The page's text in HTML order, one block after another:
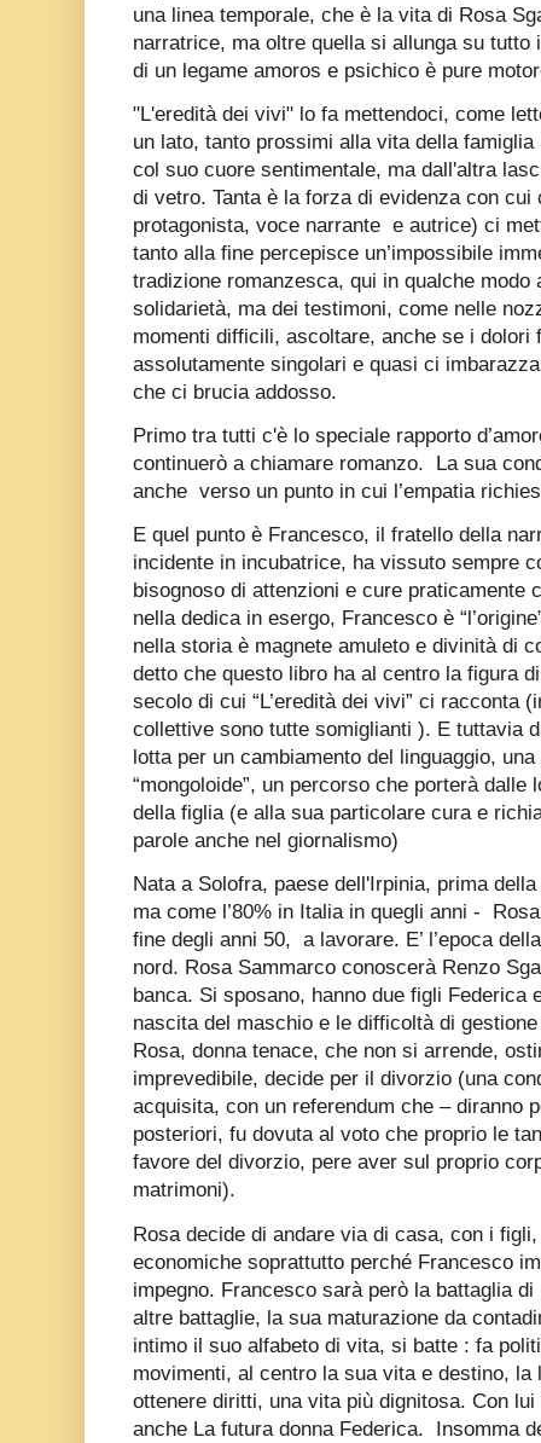
una linea temporale, che è la vita di Rosa
narratrice, ma oltre quella si allunga su
di un legame amoros e psichico è pure
"L'eredità dei vivi" lo fa mettendoci, come
un lato, tanto prossimi alla vita della
col suo cuore sentimentale, ma dall'altra
di vetro. Tanta è la forza di evidenza con
protagonista, voce narrante e autrice) ci
tanto alla fine percepisce un’impossibile
tradizione romanzesca, qui in qualche modo
solidarietà, ma dei testimoni, come nelle
momenti difficili, ascoltare, anche se i dolori
assolutamente singolari e quasi ci
che ci brucia addosso.
Primo tra tutti c'è lo speciale rapporto
continuerò a chiamare romanzo.
La sua
anche verso un punto in cui l’empatia
E quel punto è Francesco, il fratello della
incidente in incubatrice, ha vissuto sempre
bisognoso di attenzioni e cure praticamente
nella dedica in esergo, Francesco è
nella storia è magnete amuleto e divinità di
detto che questo libro ha al centro la figura
secolo di cui “L’eredità dei vivi” ci racconta
collettive sono tutte somiglianti ). E tuttavia
lotta per un cambiamento del linguaggio,
“mongoloide”, un percorso che porterà dalle
della figlia (e alla sua particolare cura e
parole anche nel giornalismo)
Nata a Solofra, paese dell'Irpinia, prima
ma come l’80% in Italia in quegli anni -
fine degli anni 50, a lavorare. E’ l’epoca
nord. Rosa Sammarco conoscerà Renzo
banca. Si sposano, hanno due figli Federica
nascita del maschio e le difficoltà di
Rosa, donna tenace, che non si arrende,
imprevedibile, decide per il divorzio (una
acquisita, con un referendum che – diranno
posteriori, fu dovuta al voto che proprio le
favore del divorzio, pere aver sul proprio
matrimoni).
Rosa decide di andare via di casa, con i figli,
economiche soprattutto perché Francesco
impegno. Francesco sarà però la battaglia
altre battaglie, la sua maturazione da
intimo il suo alfabeto di vita, si batte : fa
movimenti, al centro la sua vita e destino, la
ottenere diritti, una vita più dignitosa. Con
anche La futura donna Federica.
Insomma